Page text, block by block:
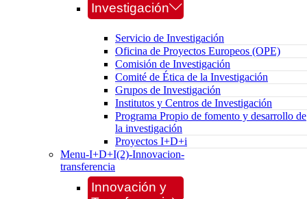
Investigación
Servicio de Investigación
Oficina de Proyectos Europeos (OPE)
Comisión de Investigación
Comité de Ética de la Investigación
Grupos de Investigación
Institutos y Centros de Investigación
Programa Propio de fomento y desarrollo de
la investigación
Proyectos I+D+i
Menu-I+D+I(2)-Innovacion-
transferencia
Innovación y